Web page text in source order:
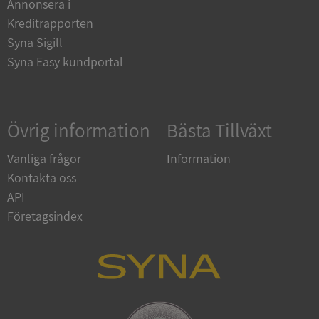
Annonsera i
Kreditrapporten
Syna Sigill
Syna Easy kundportal
Övrig information
Vanliga frågor
Kontakta oss
API
Företagsindex
Bästa Tillväxt
Information
och kontohantering. Webbplatsen kan inte
användas ordentligt utan strikt nödvändiga cookies.
VISITOR_PRIVACY_METADATA
YouTube
.youtube.com
Privacy Policy